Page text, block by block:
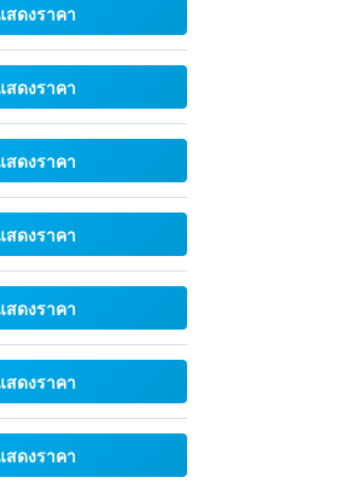
สดงราคา
สดงราคา
สดงราคา
สดงราคา
สดงราคา
สดงราคา
สดงราคา